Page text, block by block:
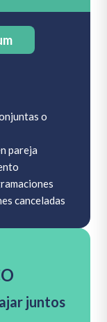
juntos
o
pareja
canceladas